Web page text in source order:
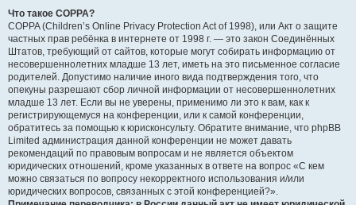
Что такое COPPA?
COPPA (Children’s Online Privacy Protection Act of 1998), или Акт о защите
частных прав ребёнка в интернете от 1998 г. — это закон Соединённых
Штатов, требующий от сайтов, которые могут собирать информацию от
несовершеннолетних младше 13 лет, иметь на это письменное согласие
родителей. Допустимо наличие иного вида подтверждения того, что
опекуны разрешают сбор личной информации от несовершеннолетних
младше 13 лет. Если вы не уверены, применимо ли это к вам, как к
регистрирующемуся на конференции, или к самой конференции,
обратитесь за помощью к юрисконсульту. Обратите внимание, что phpBB
Limited администрация данной конференции не может давать
рекомендаций по правовым вопросам и не является объектом
юридических отношений, кроме указанных в ответе на вопрос «С кем
можно связаться по вопросу некорректного использования и/или
юридических вопросов, связанных с этой конференцией?».